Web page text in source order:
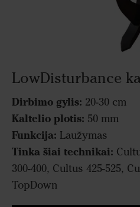
LowDisturbance
Dirbimo gylis: 20-30 cm
Kaltelio plotis: 50 mm
Funkcija: Laužymas
Tinka šiai technikai:
300-400, Cultus 425-525,
TopDown